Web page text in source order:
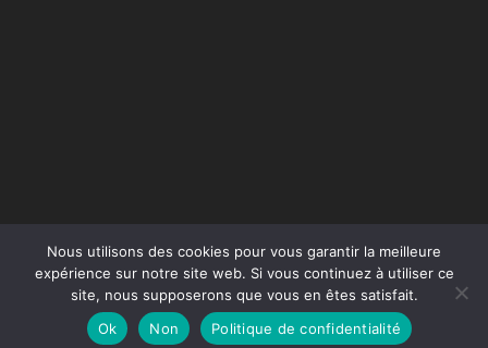
Conception du site :Agence Jus de Citron
Nous utilisons des cookies pour vous garantir la meilleure
expérience sur notre site web. Si vous continuez à utiliser ce
site, nous supposerons que vous en êtes satisfait.
Ok
Non Politique de confidentialité